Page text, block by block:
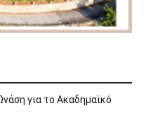
για το Ακαδημαϊκό